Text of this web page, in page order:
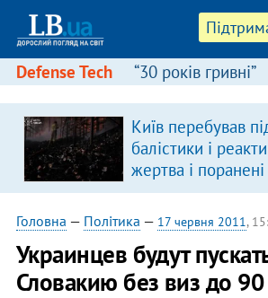
Defense Tech “30 років гривні”
Київ перебував
балістики і
жертва і
Головна — Політика — 17 червня 2011,
Украинцев будут
Словакию без виз до